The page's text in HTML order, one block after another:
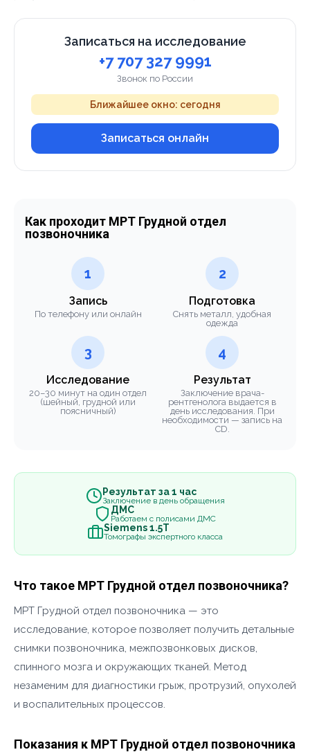
Записаться на исследование
+7 707 327 9991
Звонок по России
Ближайшее окно: сегодня
Записаться онлайн
Как проходит МРТ Грудной отдел
позвоночника
1
Запись
По телефону или онлайн
2
Подготовка
Снять металл, удобная
одежда
3
Исследование
20–30 минут на один отдел
(шейный, грудной или
поясничный)
4
Результат
Заключение врача-
рентгенолога выдается в
день исследования. При
необходимости — запись на
CD.
Результат за 1 час
Заключение в день обращения
ДМС
Работаем с полисами ДМС
Siemens 1.5Т
Томографы экспертного класса
Что такое МРТ Грудной отдел позвоночника?
МРТ Грудной отдел позвоночника — это
исследование, которое позволяет получить детальные
снимки позвоночника, межпозвонковых дисков,
спинного мозга и окружающих тканей. Метод
незаменим для диагностики грыж, протрузий, опухолей
и воспалительных процессов.
Показания к МРТ Грудной отдел позвоночника